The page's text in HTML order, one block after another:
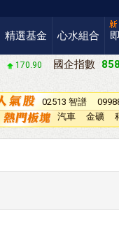
精選基金 心水組合
170.90 國企指數
02513 智譜
－Ｗ
汽車 金礦